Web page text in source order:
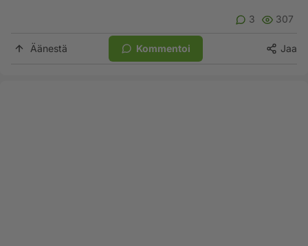
3 307
Äänestä Kommentoi Jaa